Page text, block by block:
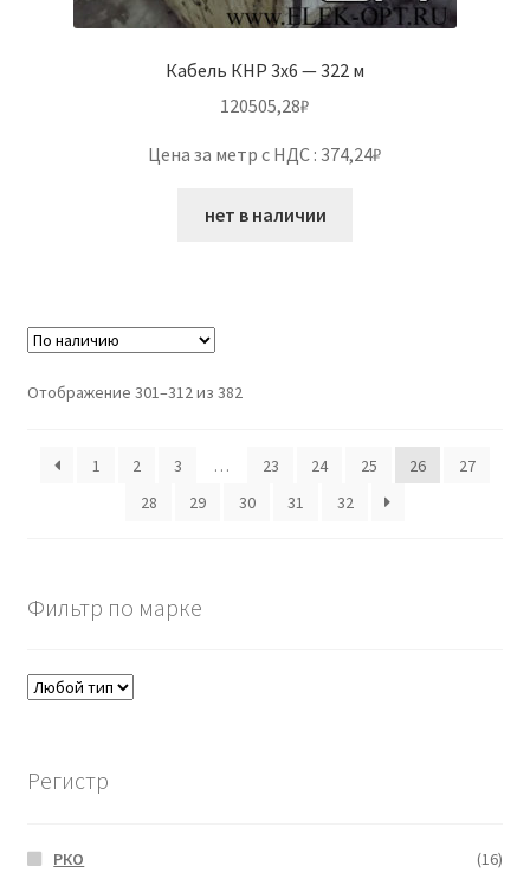
Кабель КНР 3х6 — 322 м
120505,28₽
Цена за метр с НДС : 374,24₽
нет в наличии
Отображение 301–312 из 382
1 2 3 … 23 24 25 26
27
28
29 30 31 32
Фильтр по марке
Регистр
РКО (16)